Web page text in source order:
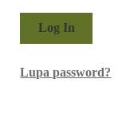
Lupa password?